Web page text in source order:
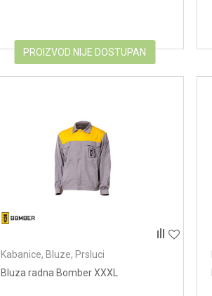
PROIZVOD NIJE DOSTUPAN
Kabanice, Bluze, Prsluci
Bluza radna Bomber XXXL